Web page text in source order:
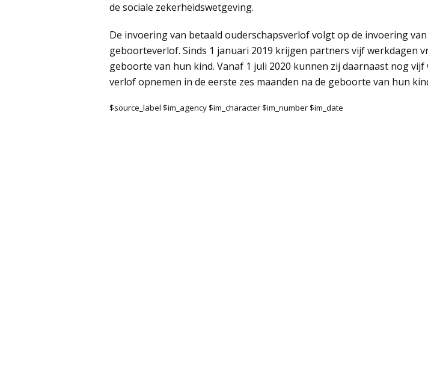
de sociale zekerheidswetgeving.
De invoering van betaald ouderschapsverlof volgt op de invoering
geboorteverlof. Sinds 1 januari 2019 krijgen partners vijf werkdagen
geboorte van hun kind. Vanaf 1 juli 2020 kunnen zij daarnaast nog vijf
verlof opnemen in de eerste zes maanden na de geboorte van hun
$source_label $im_agency $im_character $im_number $im_date